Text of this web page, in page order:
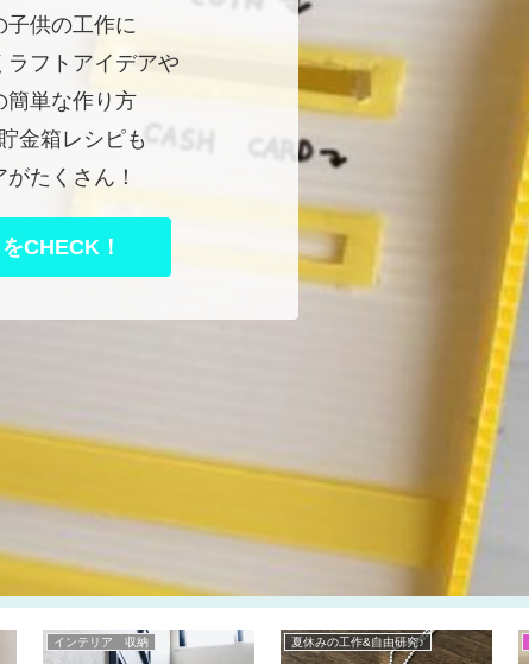
子供の工作に
ラフトアイデアや
簡単な作り方
金箱レシピも
たくさん！
CHECK！
インテリア 収納 夏休みの工作&自由研究♪